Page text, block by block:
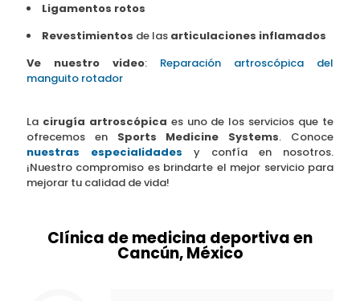
Ligamentos rotos
Revestimientos de las articulaciones inflamados
Ve nuestro video: Reparación artroscópica del
manguito rotador
La cirugía artroscópica es uno de los servicios que te
ofrecemos en Sports Medicine Systems. Conoce
nuestras especialidades y confía en nosotros.
¡Nuestro compromiso es brindarte el mejor servicio para
mejorar tu calidad de vida!
Clínica de medicina deportiva en
Cancún, México